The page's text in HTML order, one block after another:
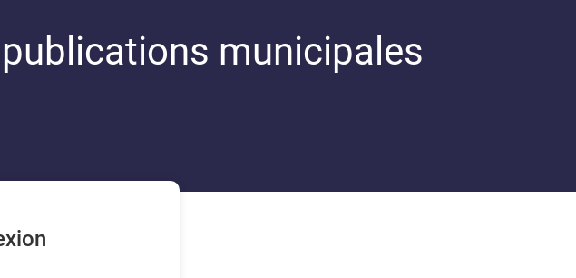
publications municipales